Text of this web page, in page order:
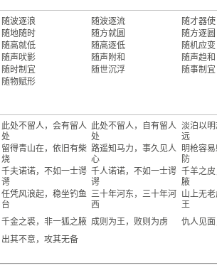
随波逐浪 随波逐流 随才器使
随地随时 随方就圆 随方逐圆
随高就低 随高逐低 随机应变
随声吠影 随声附和 随声趋和
随时制宜 随世沉浮 随事制宜
随物赋形
此处不留人，会有留人
处
此处不留人，自有留人
处
淡泊以
远
留得青山在，依旧有柴
烧
路遥知马力，事久见人
心
明枪容
防
千夫诺诺，不如一士谔
谔
千人诺诺，不如一士谔
谔
千羊之
腋
任凭风浪起，稳坐钓鱼
台
三十年河东，三十年河
西
山上无
王
千金之裘，非一狐之腋 成则为王，败则为虏 仇人见
出其不意，攻其无备